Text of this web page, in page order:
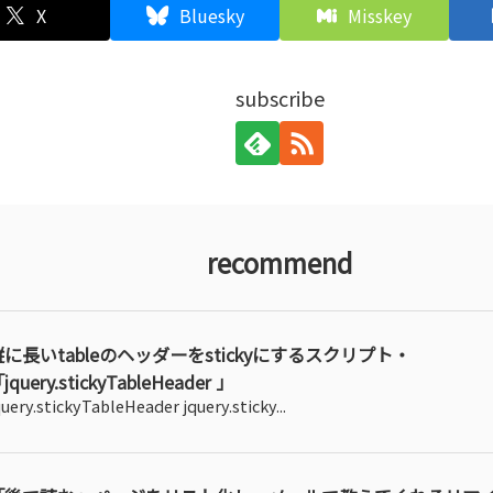
X Bluesky Misskey
subscribe
recommend
長いtableのヘッダーをstickyにするスクリプト・
」
jquery.sticky...